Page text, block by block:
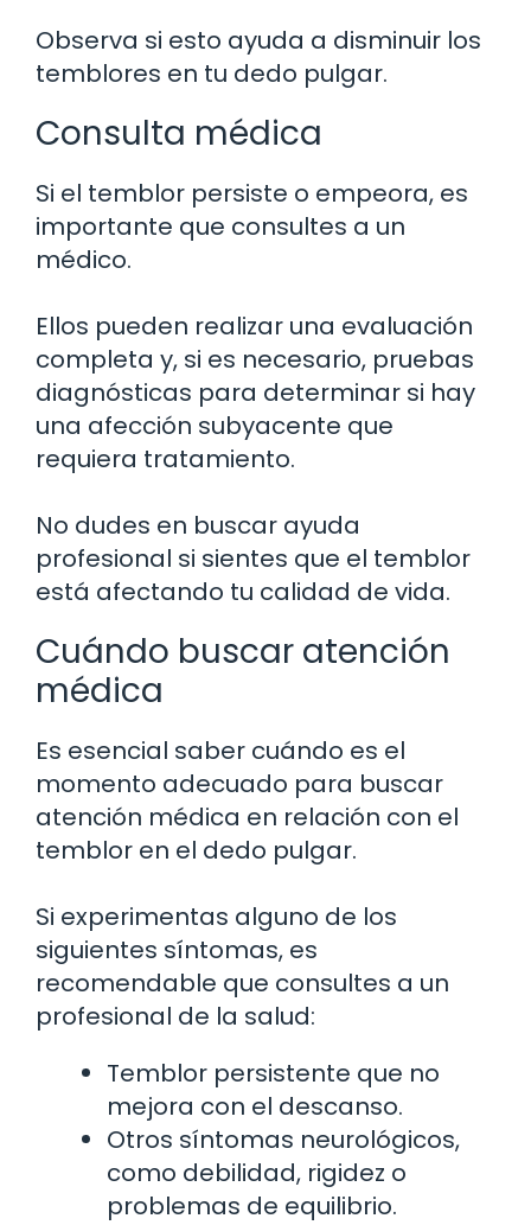
Observa si esto ayuda a disminuir los
temblores en tu dedo pulgar.
Consulta médica
Si el temblor persiste o empeora, es
importante que consultes a un
médico.
Ellos pueden realizar una evaluación
completa y, si es necesario, pruebas
diagnósticas para determinar si hay
una afección subyacente que
requiera tratamiento.
No dudes en buscar ayuda
profesional si sientes que el temblor
está afectando tu calidad de vida.
Cuándo buscar atención
médica
Es esencial saber cuándo es el
momento adecuado para buscar
atención médica en relación con el
temblor en el dedo pulgar.
Si experimentas alguno de los
siguientes síntomas, es
recomendable que consultes a un
profesional de la salud:
Temblor persistente que no
mejora con el descanso.
Otros síntomas neurológicos,
como debilidad, rigidez o
problemas de equilibrio.